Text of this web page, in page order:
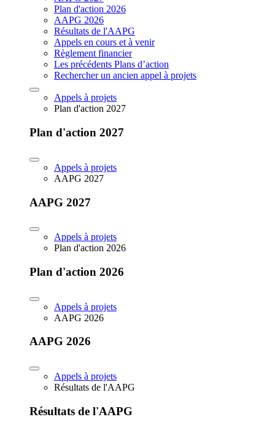
Plan d'action 2026
AAPG 2026
Résultats de l'AAPG
Appels en cours et à venir
Règlement financier
Les précédents Plans d’action
Rechercher un ancien appel à projets
Appels à projets
Plan d'action 2027
Plan d'action 2027
Appels à projets
AAPG 2027
AAPG 2027
Appels à projets
Plan d'action 2026
Plan d'action 2026
Appels à projets
AAPG 2026
AAPG 2026
Appels à projets
Résultats de l'AAPG
Résultats de l'AAPG